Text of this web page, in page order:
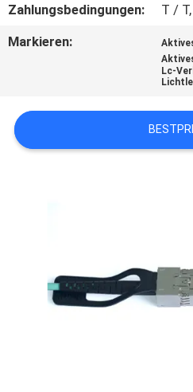
MIT
VERBINDUNG
ZITAT
Zahlungsbedingungen:
T /
Markieren:
Lc-